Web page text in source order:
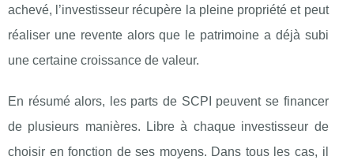
achevé, l’investisseur récupère la pleine propriété et peut
réaliser une revente alors que le patrimoine a déjà subi
une certaine croissance de valeur.
En résumé alors, les parts de SCPI peuvent se financer
de plusieurs manières. Libre à chaque investisseur de
choisir en fonction de ses moyens. Dans tous les cas, il